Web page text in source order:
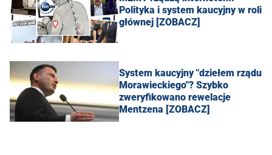
Polityka i system kaucyjny w roli
głównej [ZOBACZ]
System kaucyjny "dziełem rządu
Morawieckiego"? Szybko
zweryfikowano rewelacje
Mentzena [ZOBACZ]